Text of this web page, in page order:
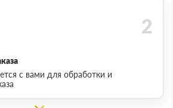
с вами для обработки и